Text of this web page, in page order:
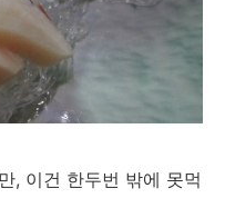
, 이건 한두번 밖에 못먹